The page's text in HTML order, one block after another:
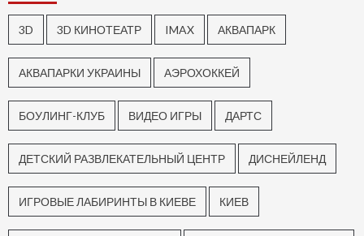
3D 3D КИНОТЕАТР IMAX АКВАПАРК
АКВАПАРКИ УКРАИНЫ АЭРОХОККЕЙ
БОУЛИНГ-КЛУБ ВИДЕО ИГРЫ ДАРТС
ДЕТСКИЙ РАЗВЛЕКАТЕЛЬНЫЙ ЦЕНТР ДИСНЕЙЛЕНД
ИГРОВЫЕ ЛАБИРИНТЫ В КИЕВЕ КИЕВ